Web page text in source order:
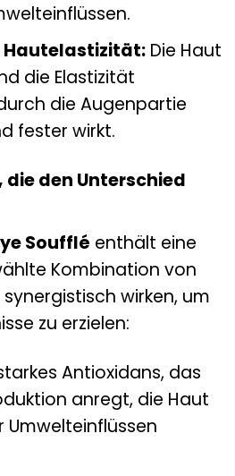
Hautelastizität:Die Haut
die Elastizität
die Augenpartie
fester wirkt.
den Unterschied
Soufflé enthält eine
Kombination von
wirken, um
zu erzielen:
Antioxidans, das
anregt, die Haut